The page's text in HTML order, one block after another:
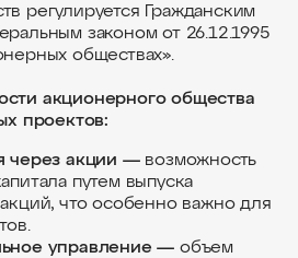
регулируется Гражданским
законом от 26.12.1995
обществах».
акционерного общества
проектов:
через акции — возможность
путем выпуска
что особенно важно для
управление — объем